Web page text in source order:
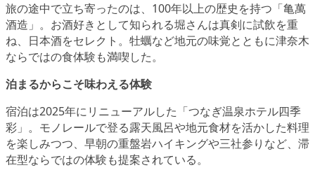
旅の途中で立ち寄ったのは、100年以上の歴史を持つ「亀萬
酒造」。お酒好きとして知られる堀さんは真剣に試飲を重
ね、日本酒をセレクト。牡蠣など地元の味覚とともに津奈木
ならではの食体験も満喫した。
泊まるからこそ味わえる体験
宿泊は2025年にリニューアルした「つなぎ温泉ホテル四季
彩」。モノレールで登る露天風呂や地元食材を活かした料理
を楽しみつつ、早朝の重盤岩ハイキングや三社参りなど、滞
在型ならではの体験も提案されている。